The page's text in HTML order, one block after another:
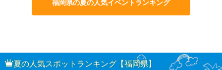
福岡県の夏の人気イベントランキング
夏の人気スポットランキング【福岡県】